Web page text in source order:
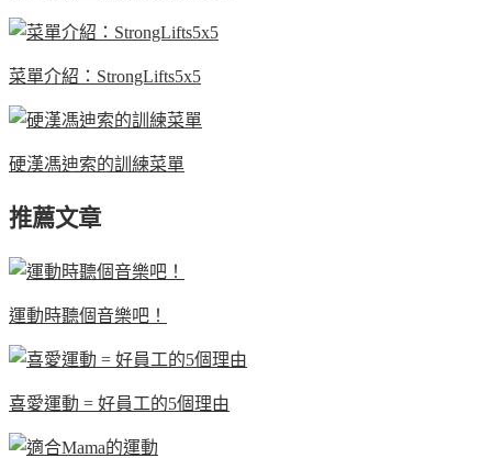
菜單介紹：StrongLifts5x5
硬漢馮迪索的訓練菜單
推薦文章
運動時聽個音樂吧！
喜愛運動 = 好員工的5個理由